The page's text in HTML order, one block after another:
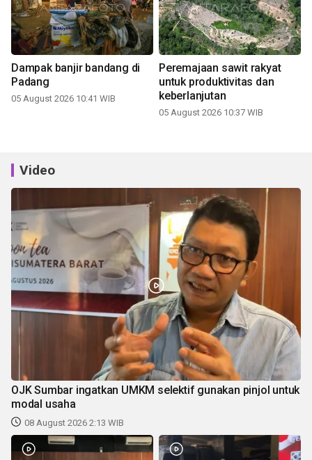
Dampak banjir bandang di
Padang
05 August 2026 10:41 WIB
Peremajaan sawit rakyat
untuk produktivitas dan
keberlanjutan
05 August 2026 10:37 WIB
Video
OJK Sumbar ingatkan UMKM selektif gunakan pinjol untuk
modal usaha
08 August 2026 2:13 WIB